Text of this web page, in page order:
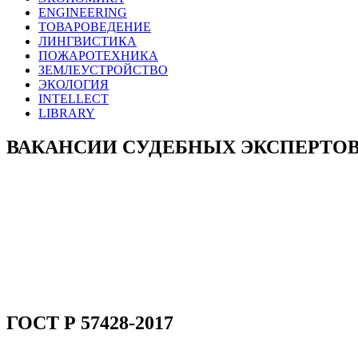
ENGINEERING
ТОВАРОВЕДЕНИЕ
ЛИНГВИСТИКА
ПОЖАРОТЕХНИКА
ЗЕМЛЕУСТРОЙСТВО
ЭКОЛОГИЯ
INTELLECT
LIBRARY
ВАКАНСИИ СУДЕБНЫХ
ГОСТ Р 57428-2017